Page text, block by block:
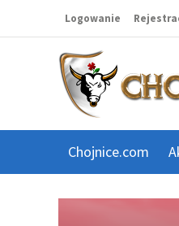
Logowanie
Chojnice.com